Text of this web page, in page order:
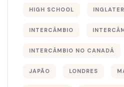
HIGH SCHOOL
INTERCÂMBIO
INTERCÂMBIO NO CANADÁ
JAPÃO LONDRES